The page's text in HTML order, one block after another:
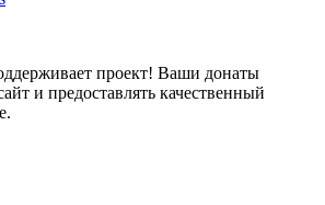
проект! Ваши донаты
и предоставлять качественный